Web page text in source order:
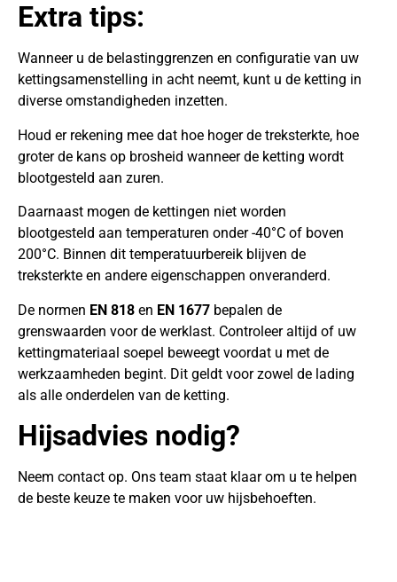
Extra tips:
Wanneer u de belastinggrenzen en configuratie van uw
kettingsamenstelling in acht neemt, kunt u de ketting in
diverse omstandigheden inzetten.
Houd er rekening mee dat hoe hoger de treksterkte, hoe
groter de kans op brosheid wanneer de ketting wordt
blootgesteld aan zuren.
Daarnaast mogen de kettingen niet worden
blootgesteld aan temperaturen onder -40°C of boven
200°C. Binnen dit temperatuurbereik blijven de
treksterkte en andere eigenschappen onveranderd.
De normen EN 818 en EN 1677 bepalen de
grenswaarden voor de werklast. Controleer altijd of uw
kettingmateriaal soepel beweegt voordat u met de
werkzaamheden begint. Dit geldt voor zowel de lading
als alle onderdelen van de ketting.
Hijsadvies nodig?
Neem contact op. Ons team staat klaar om u te helpen
de beste keuze te maken voor uw hijsbehoeften.